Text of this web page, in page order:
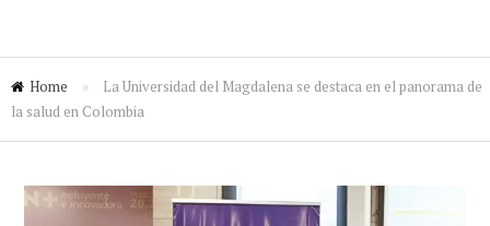
Home »
La Universidad del Magdalena se destaca en el panorama de
la salud en Colombia